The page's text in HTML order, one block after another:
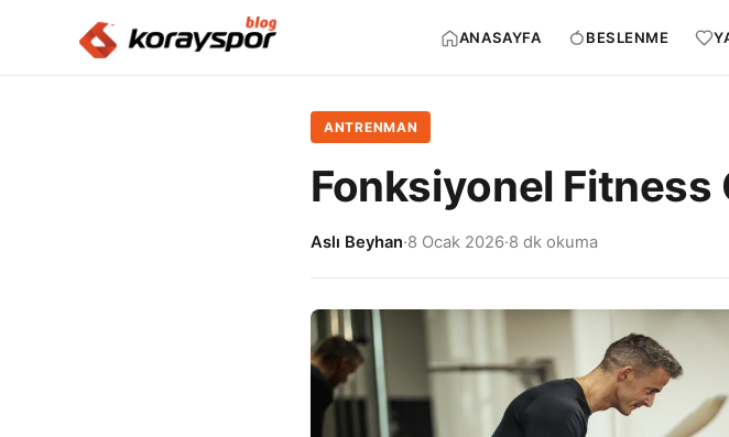
ANASAYFA BESLENME
ANTRENMAN
Fonksiyonel Fitness
Aslı Beyhan·8 Ocak 2026·8 dk okuma